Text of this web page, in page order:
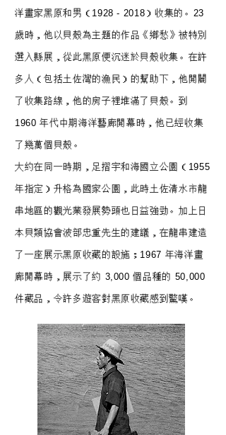
洋畫家黑原和男（1928 - 2018）收集的。23
歲時，他以貝殼為主題的作品《鄉愁》被特別
選入縣展，從此黑原便沉迷於貝殼收集。在許
多人（包括土佐灣的漁民）的幫助下，他開闢
了收集路線，他的房子裡堆滿了貝殼。到
1960 年代中期海洋藝廊開幕時，他已經收集
了幾萬個貝殼。
大約在同一時期，足摺宇和海國立公園（1955
年指定）升格為國家公園，此時土佐清水市龍
串地區的觀光業發展勢頭也日益強勁。加上日
本貝類協會波部忠重先生的建議，在龍串建造
了一座展示黑原收藏的設施；1967 年海洋畫
廊開幕時，展示了約 3,000 個品種的 50,000
件藏品，令許多遊客對黑原收藏感到驚嘆。